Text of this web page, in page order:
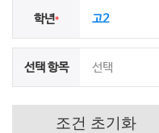
학년* 고2
선택 항목 선택
조건 초기화